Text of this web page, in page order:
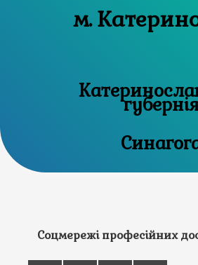
м.
Соцмережі професійних